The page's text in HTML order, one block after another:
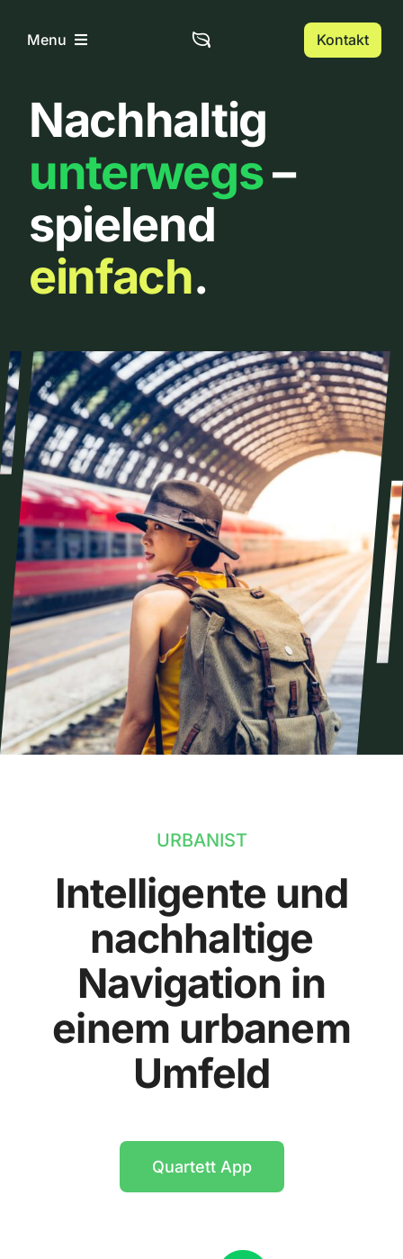
InhaltMenu
Home
Über uns
Urbanlist
Kontakt
Nachhaltig
unterwegs–
spielend
einfach.
URBANIST
Intelligente und
nachhaltige
Navigation in
einem urbanem
Umfeld
Quartett App